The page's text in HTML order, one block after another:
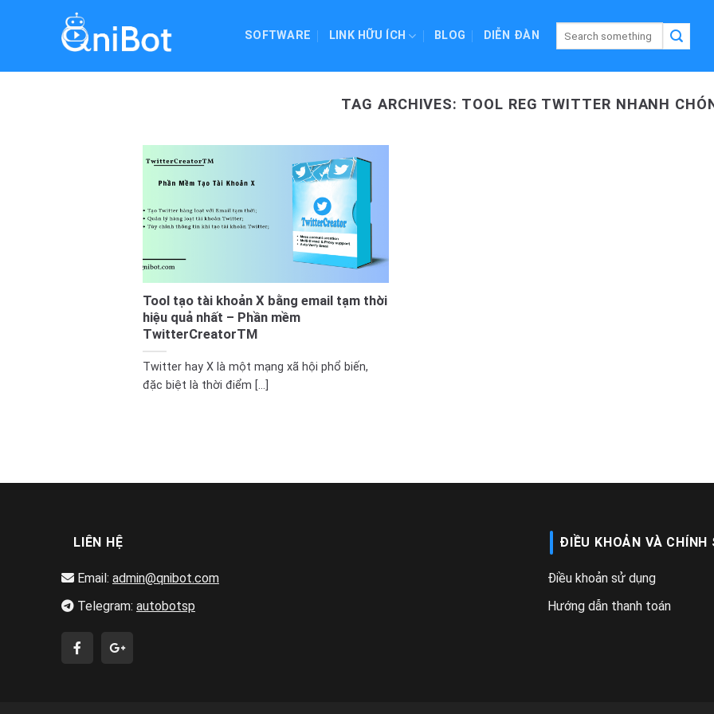
SOFTWARE LINK HỮU ÍCH BLOG DIỄN ĐÀN
TAG ARCHIVES: TOOL REG TWITTER NHANH
Tool tạo tài khoản X bằng email tạm thời
hiệu quả nhất – Phần mềm
TwitterCreatorTM
Twitter hay X là một mạng xã hội phổ biến,
đặc biệt là thời điểm [...]
LIÊN HỆ
Email: admin@qnibot.com
Telegram: autobotsp
ĐIỀU KHOẢN VÀ CHÍNH
Điều khoản sử dụng
Hướng dẫn thanh toán